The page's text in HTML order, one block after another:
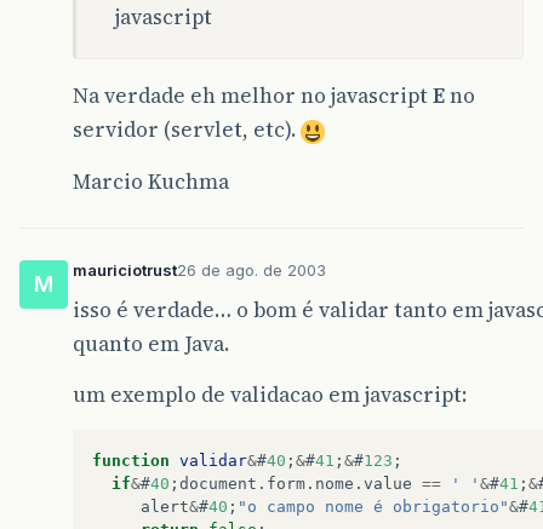
javascript
Na verdade eh melhor no javascriptEno
servidor (servlet, etc).
Marcio Kuchma
M
mauriciotrust26 de ago. de 2003
isso é verdade… o bom é validar tanto em
quanto em Java.
um exemplo de validacao em javascript:
function validar&#40 ; &#41 ; &#123 ;
if&#40 ; document . form . nome . value == ' ' &#41 ; &
alert&#40 ; "o campo nome é obrigatorio"&#